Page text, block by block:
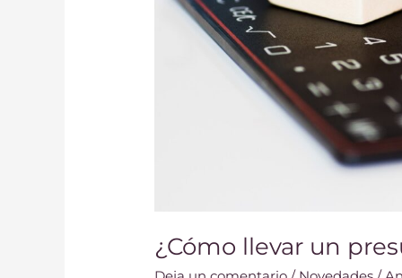
¿Cómo llevar un